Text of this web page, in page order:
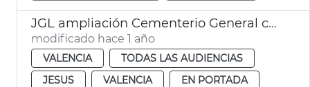
JGL ampliación Cementerio General con 2.596 nuevos nichos
modificado hace 1 año
VALENCIA
TODAS LAS AUDIENCIAS
JESUS
VALENCIA
EN PORTADA